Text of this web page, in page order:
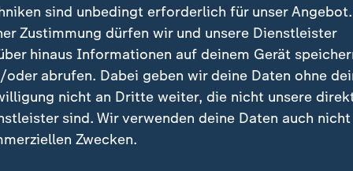
mehr gemacht als nötig"
geradezu fahrlässig versäumte, gegen einen
ramponierte Image aufzupolieren, bleibt
sind unbedingt erforderlich für unser
Zustimmung dürfen wir und unsere Dienstleister
hinaus Informationen auf deinem Gerät
oder abrufen. Dabei geben wir deine Daten ohne
nicht an Dritte weiter, die nicht unsere
sind. Wir verwenden deine Daten auch nicht
Zwecken.